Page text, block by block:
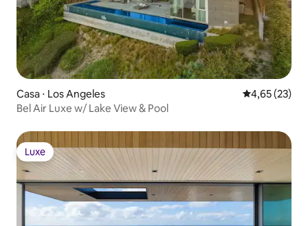
Casa ⋅ Los Angeles 4,65 de uma
4,65 (23)
Bel Air Luxe w/ Lake View & Pool
Luxe
Luxe